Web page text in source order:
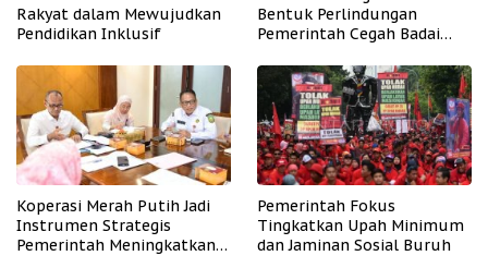
Rakyat dalam Mewujudkan
Pendidikan Inklusif
Bentuk Perlindungan
Pemerintah Cegah Badai
Koperasi Merah Putih Jadi
Instrumen Strategis
Pemerintah Meningkatkan
Pemerintah Fokus
Tingkatkan Upah Minimum
dan Jaminan Sosial Buruh